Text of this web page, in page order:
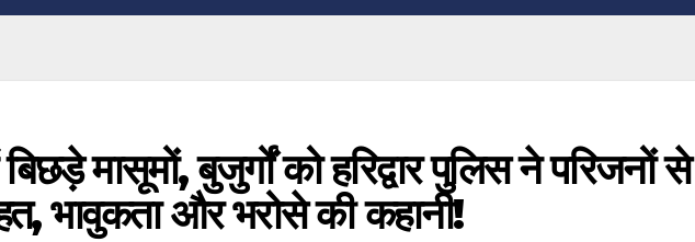
मासूमों, बुजुर्गों को हरिद्वार पुलिस ने परिजनों से
भावुकता और भरोसे की कहानी!